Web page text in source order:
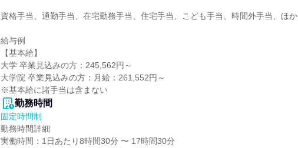
資格手当、通勤手当、在宅勤務手当、住宅手当、こども手当、時間外手当、ほか
給与例
【基本給】
大学 卒業見込みの方：245,562円～
大学院 卒業見込みの方：月給：261,552円～
※基本給に諸手当は含まない
勤務時間
固定時間制
勤務時間詳細
実働時間：1日あたり8時間30分 〜 17時間30分